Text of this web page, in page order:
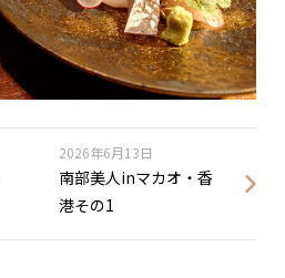
2026年6月13日
南部美人inマカオ・香
港その1